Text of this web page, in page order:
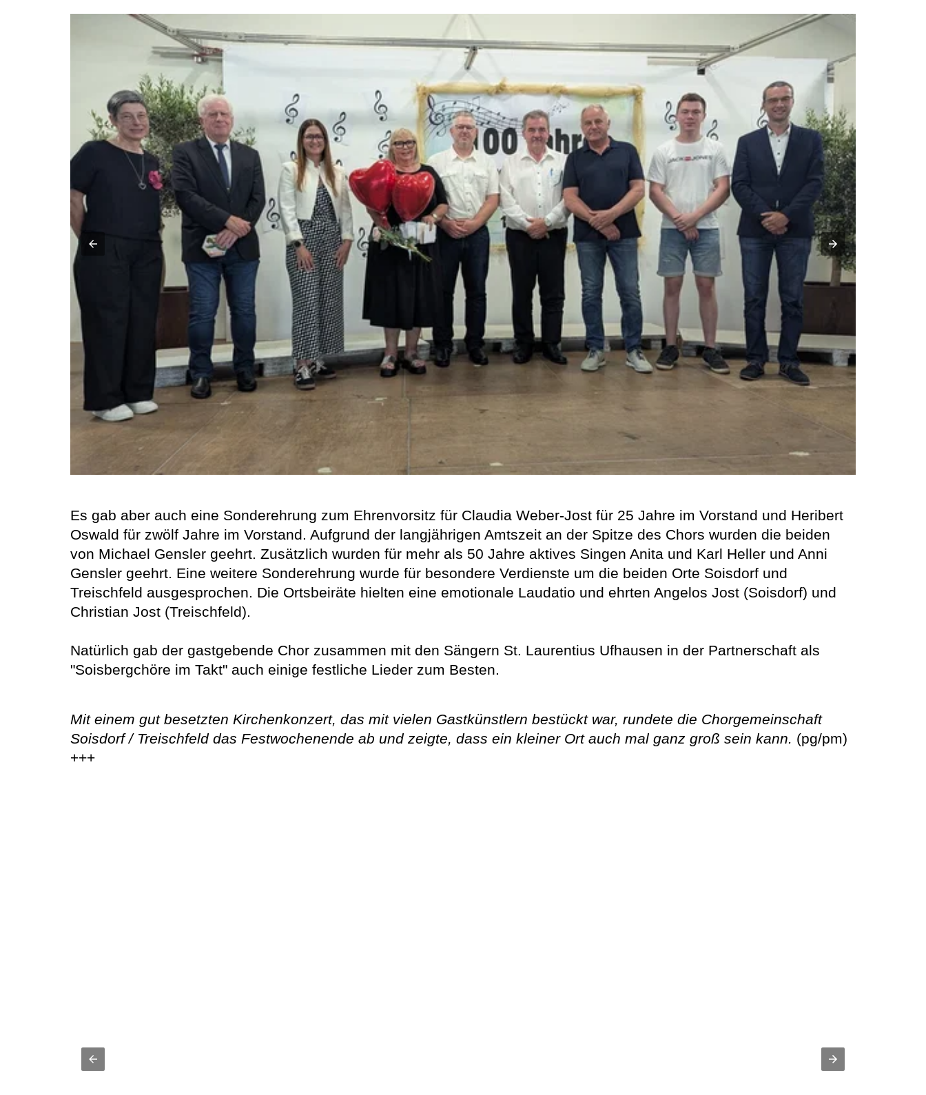
Es gab aber auch eine Sonderehrung zum Ehrenvorsitz für Claudia Weber-Jost für 25 Jahre im Vorstand und Heribert
Oswald für zwölf Jahre im Vorstand. Aufgrund der langjährigen Amtszeit an der Spitze des Chors wurden die beiden
von Michael Gensler geehrt. Zusätzlich wurden für mehr als 50 Jahre aktives Singen Anita und Karl Heller und Anni
Gensler geehrt. Eine weitere Sonderehrung wurde für besondere Verdienste um die beiden Orte Soisdorf und
Treischfeld ausgesprochen. Die Ortsbeiräte hielten eine emotionale Laudatio und ehrten Angelos Jost (Soisdorf) und
Christian Jost (Treischfeld).
Natürlich gab der gastgebende Chor zusammen mit den Sängern St. Laurentius Ufhausen in der Partnerschaft als
"Soisbergchöre im Takt" auch einige festliche Lieder zum Besten.
Mit einem gut besetzten Kirchenkonzert, das mit vielen Gastkünstlern bestückt war, rundete die Chorgemeinschaft
Soisdorf / Treischfeld das Festwochenende ab und zeigte, dass ein kleiner Ort auch mal ganz groß sein kann. (pg/pm)
+++